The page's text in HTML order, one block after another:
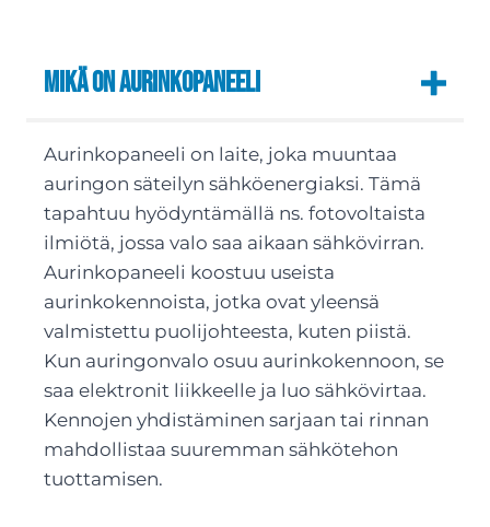
Mikä on aurinkopaneeli
Aurinkopaneeli on laite, joka muuntaa
auringon säteilyn sähköenergiaksi. Tämä
tapahtuu hyödyntämällä ns. fotovoltaista
ilmiötä, jossa valo saa aikaan sähkövirran.
Aurinkopaneeli koostuu useista
aurinkokennoista, jotka ovat yleensä
valmistettu puolijohteesta, kuten piistä.
Kun auringonvalo osuu aurinkokennoon, se
saa elektronit liikkeelle ja luo sähkövirtaa.
Kennojen yhdistäminen sarjaan tai rinnan
mahdollistaa suuremman sähkötehon
tuottamisen.